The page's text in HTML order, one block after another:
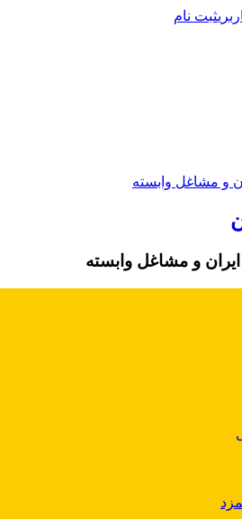
ثبت نام
و مشاغل وابسته